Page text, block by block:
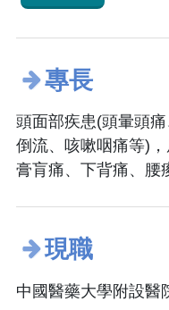
專長
頭面部疾患(頭暈頭
倒流、咳嗽咽痛等)，
膏肓痛、下背痛、腰
現職
中國醫藥大學附設醫